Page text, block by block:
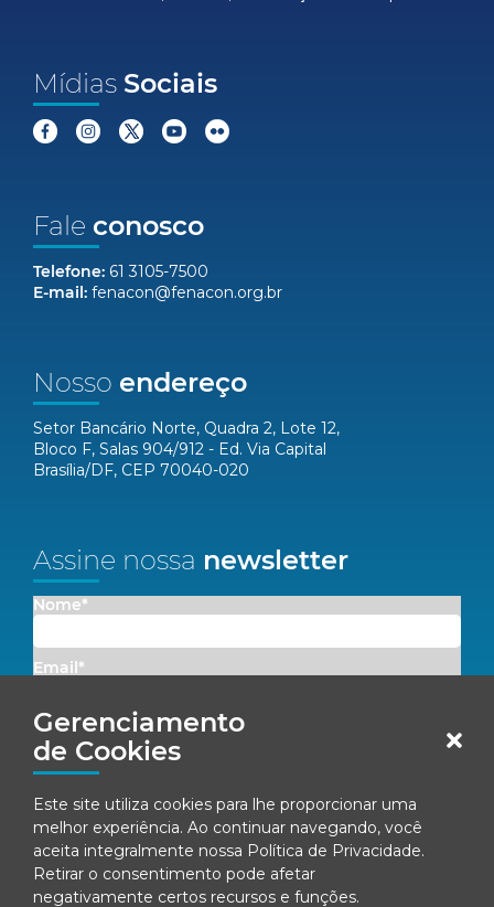
Gerenciamento
de Cookies
Este site utiliza cookies para lhe proporcionar uma
melhor experiência. Ao continuar navegando, você
aceita integralmente nossa Política de Privacidade.
Retirar o consentimento pode afetar
negativamente certos recursos e funções.
Mídias Sociais
Fale conosco
Telefone: 61 3105-7500
E-mail: fenacon@fenacon.org.br
Nosso endereço
Setor Bancário Norte, Quadra 2, Lote 12,
Bloco F, Salas 904/912 - Ed. Via Capital
Brasília/DF, CEP 70040-020
Assine nossa newsletter
Nome*
Email*
Concordo em receber comunicações da Fenacon.
Ao se inscrever, você concorda com nossaPolítica de Privacidade